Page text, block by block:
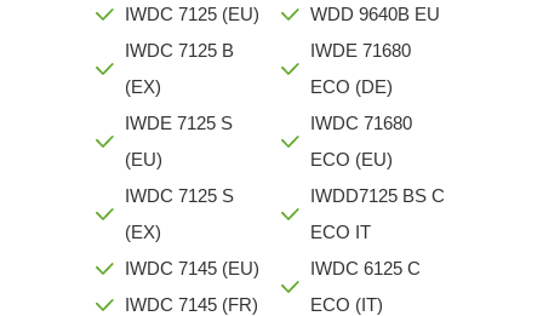
IWDC 7125 (EU)
IWDC 7125 B
(EX)
IWDE 7125 S
(EU)
IWDC 7125 S
(EX)
IWDC 7145 (EU)
IWDC 7145 (FR)
WDD 9640B EU
IWDE 71680
ECO (DE)
IWDC 71680
ECO (EU)
IWDD7125 BS C
ECO IT
IWDC 6125 C
ECO (IT)